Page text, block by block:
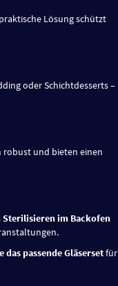
Lösung schützt
oder Schichtdesserts –
robust und bieten einen
Sterilisieren im Backofen
das passende Gläsersetfür